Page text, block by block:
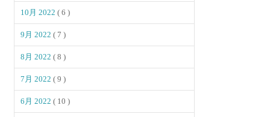
10月 2022( 6 )
9月 2022( 7 )
8月 2022( 8 )
7月 2022( 9 )
6月 2022( 10 )